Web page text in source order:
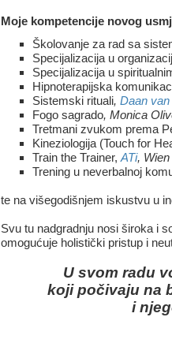
Moje kompetencije novog
Školovanje za rad sa
Specijalizacija u
Specijalizacija u
Hipnoterapijska
Sistemski rituali, Daan
Fogo sagrado, Monica
Tretmani zvukom prema
Kineziologija (Touch for
Train the Trainer, ATi, Wien
Trening u neverbalnoj
te na višegodišnjem iskustvu u
Svu tu nadgradnju nosi široka i
omogućuje holistički pristup i
U svom radu
koji počivaju na
i